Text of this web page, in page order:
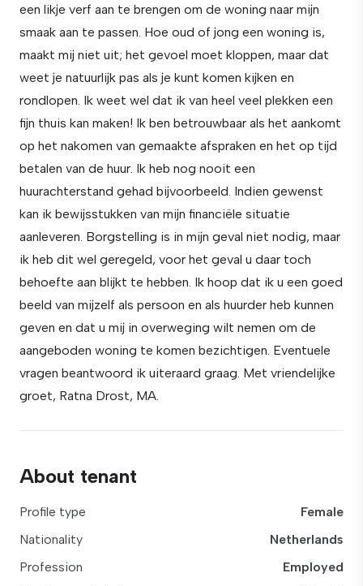
een likje verf aan te brengen om de woning naar mijn
smaak aan te passen. Hoe oud of jong een woning is,
maakt mij niet uit; het gevoel moet kloppen, maar dat
weet je natuurlijk pas als je kunt komen kijken en
rondlopen. Ik weet wel dat ik van heel veel plekken een
fijn thuis kan maken! Ik ben betrouwbaar als het aankomt
op het nakomen van gemaakte afspraken en het op tijd
betalen van de huur. Ik heb nog nooit een
huurachterstand gehad bijvoorbeeld. Indien gewenst
kan ik bewijsstukken van mijn financiële situatie
aanleveren. Borgstelling is in mijn geval niet nodig, maar
ik heb dit wel geregeld, voor het geval u daar toch
behoefte aan blijkt te hebben. Ik hoop dat ik u een goed
beeld van mijzelf als persoon en als huurder heb kunnen
geven en dat u mij in overweging wilt nemen om de
aangeboden woning te komen bezichtigen. Eventuele
vragen beantwoord ik uiteraard graag. Met vriendelijke
groet, Ratna Drost, MA.
About tenant
Profile type
Female
Nationality
Netherlands
Profession
Employed